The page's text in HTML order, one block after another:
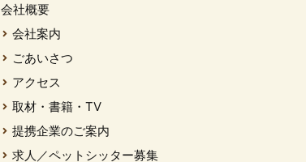
会社概要
会社案内
ごあいさつ
アクセス
取材・書籍・TV
提携企業のご案内
求人／ペットシッター募集